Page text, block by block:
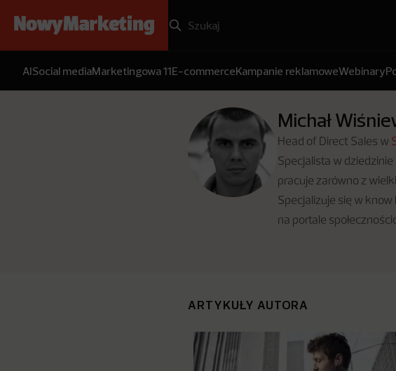
AISocial mediaMarketingowa 11E-commerceKampanie reklamoweWebinary
Michał
Head of Direct Sales w
Specjalista w dziedzinie
pracuje zarówno z
Specjalizuje się w
na portale
ARTYKUŁY AUTORA